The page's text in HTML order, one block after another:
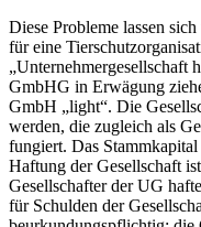
Diese Probleme lassen
für eine
„Unternehmergesellschaft
GmbHG in Erwägung
GmbH „light“. Die
werden, die zugleich als
fungiert. Das
Haftung der Gesellschaft
Gesellschafter der UG
für Schulden der